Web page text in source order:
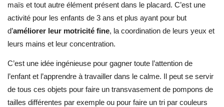
maïs et tout autre élément présent dans le placard. C’est une
activité pour les enfants de 3 ans et plus ayant pour but
d’améliorer leur motricité fine, la coordination de leurs yeux et
leurs mains et leur concentration.
C’est une idée ingénieuse pour gagner toute l’attention de
l’enfant et l’apprendre à travailler dans le calme. Il peut se servir
de tous ces objets pour faire un transvasement de pompons de
tailles différentes par exemple ou pour faire un tri par couleurs